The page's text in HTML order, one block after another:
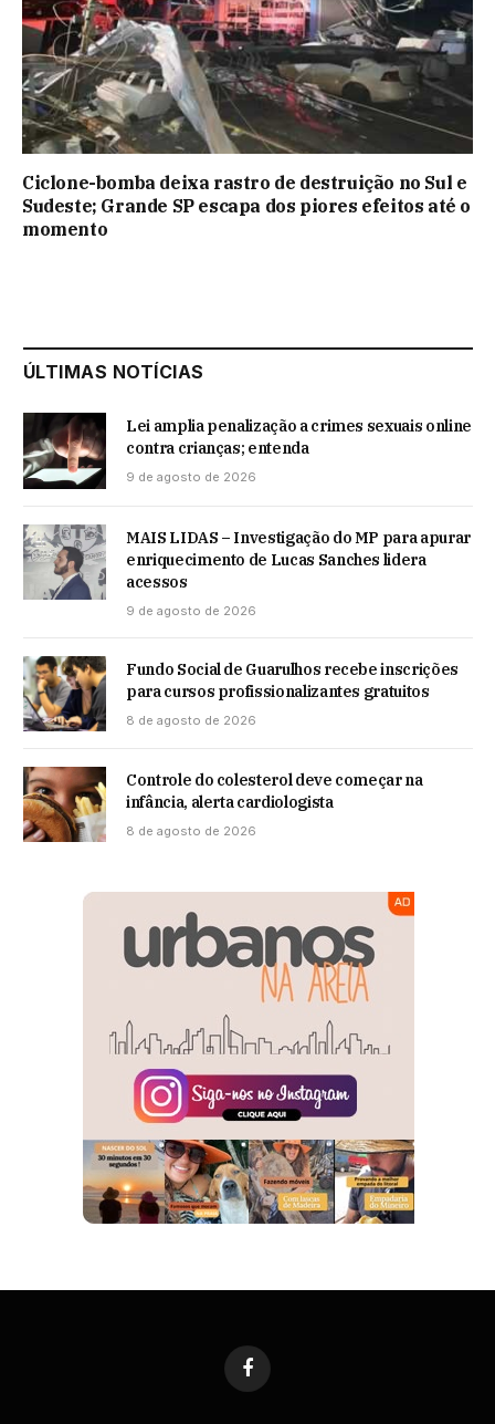
Ciclone-bomba deixa rastro de destruição no Sul e
Sudeste; Grande SP escapa dos piores efeitos até o
momento
ÚLTIMAS NOTÍCIAS
Lei amplia penalização a crimes sexuais online
contra crianças; entenda
9 de agosto de 2026
MAIS LIDAS – Investigação do MP para apurar
enriquecimento de Lucas Sanches lidera
acessos
9 de agosto de 2026
Fundo Social de Guarulhos recebe inscrições
para cursos profissionalizantes gratuitos
8 de agosto de 2026
Controle do colesterol deve começar na
infância, alerta cardiologista
8 de agosto de 2026
Facebook